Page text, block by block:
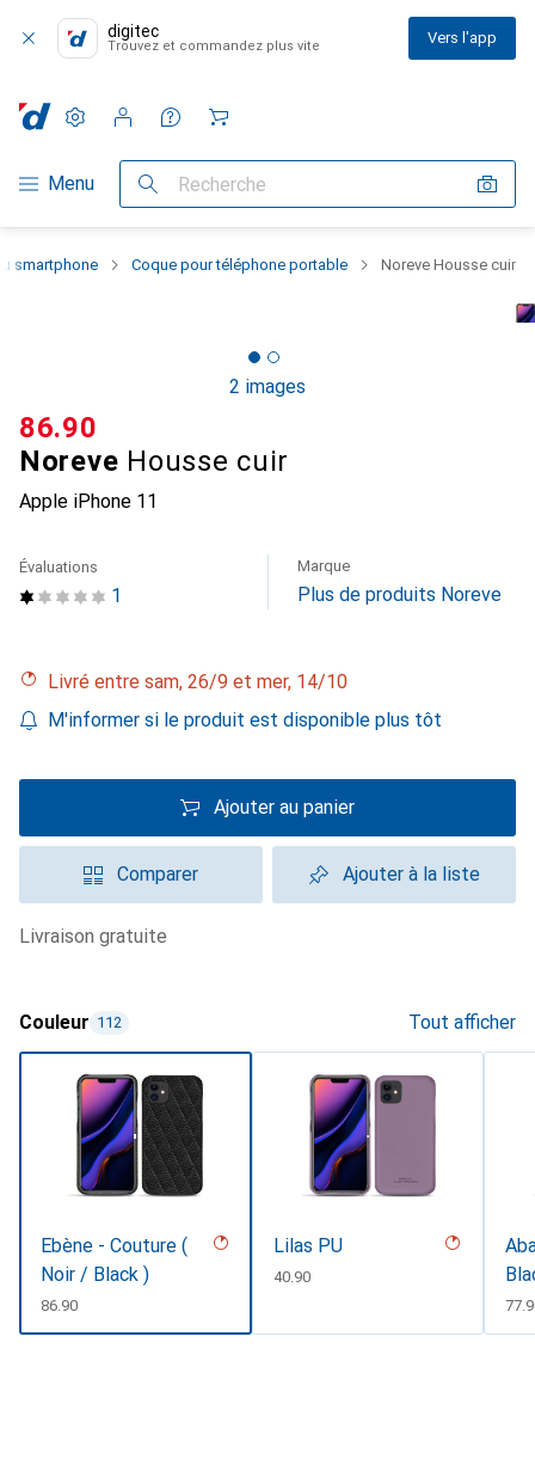
digitec
Trouvez et commandez plus vite Vers l'app
Navigation par catégorie
Menu Recherche
Paramètres
Compte client
Listes de comparaison
Listes d'envies
Panier
smartphone Coque pour téléphone portable Noreve Housse cuir
2 images
Noreve Housse cuir
Apple iPhone 11
CHF
86.90
1
Évaluations Marque
Plus de produits Noreve
Livré entre sam, 26/9 et mer, 14/10
M'informer si le produit est disponible plus tôt
Ajouter au panier
Comparer Ajouter à la liste
livraison gratuite
Couleur 112 Tout afficher
Ebène - Couture (
Noir / Black )
CHF
86.90
Lilas PU
CHF
40.90
CHF